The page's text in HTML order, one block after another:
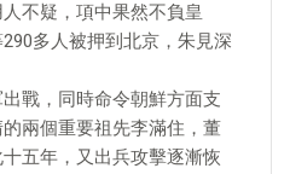
不疑，項中果然不負皇
多人被押到北京，朱見深
戰，同時命令朝鮮方面支
兩個重要祖先李滿住，董
五年，又出兵攻擊逐漸恢